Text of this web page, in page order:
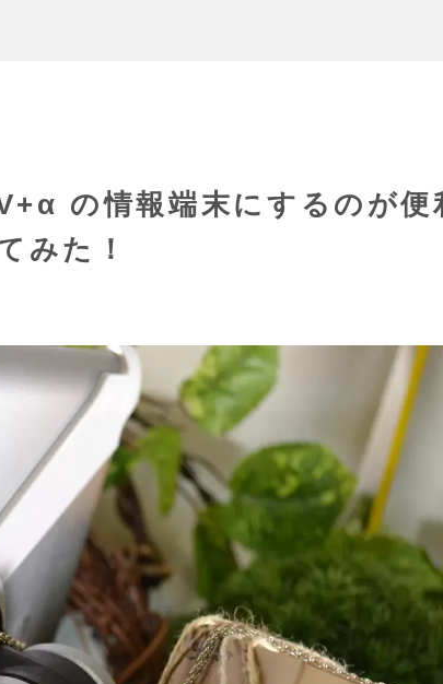
の情報端末にするのが便
みた！